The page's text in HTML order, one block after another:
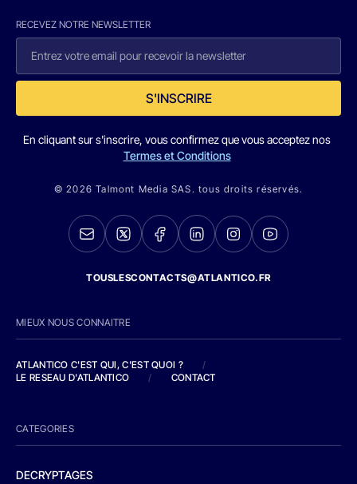
RECEVEZ NOTRE NEWSLETTER
S'INSCRIRE
En cliquant sur s'inscrire, vous confirmez que vous acceptez nos
Termes et Conditions
© 2026 Talmont Media SAS. tous droits réservés.
TOUSLESCONTACTS@ATLANTICO.FR
MIEUX NOUS CONNAITRE
ATLANTICO C'EST QUI, C'EST QUOI ?
/
LE RESEAU D'ATLANTICO
/ CONTACT
CATEGORIES
DECRYPTAGES